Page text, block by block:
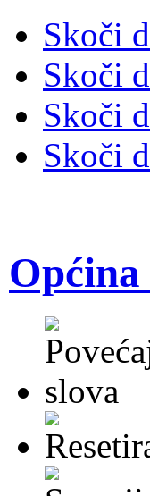
Skoči
Skoči
Skoči
Skoči
Općina